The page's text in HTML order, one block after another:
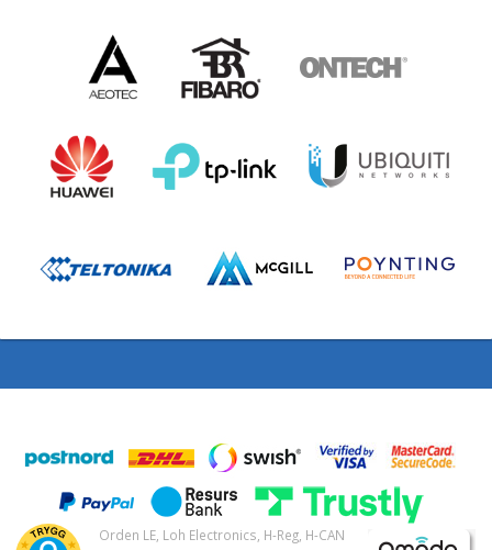
Orden LE, Loh Electronics, H-Reg, H-CAN